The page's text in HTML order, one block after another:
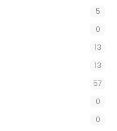
5
0
13
13
57
0
0